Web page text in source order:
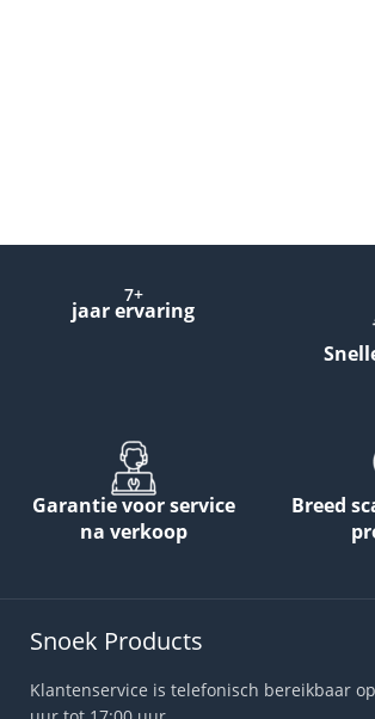
7+
jaar ervaring
Garantie voor service
na verkoop
Breed
Snoek Products
Klantenservice is telefonisch bereikbaar